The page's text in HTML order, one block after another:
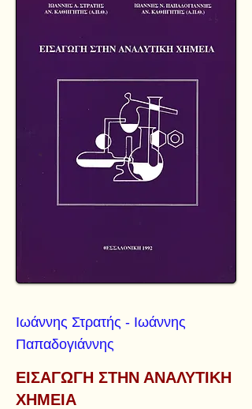
Ιωάννης Στρατής - Ιωάννης
Παπαδογιάννης
ΕΙΣΑΓΩΓΗ ΣΤΗΝ ΑΝΑΛΥΤΙΚΗ
ΧΗΜΕΙΑ